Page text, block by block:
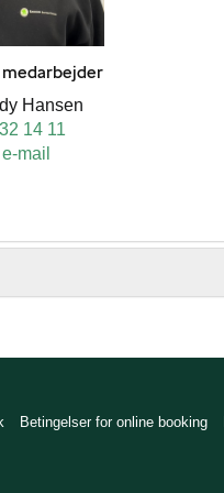
medarbejder
Hansen
14 11
mail
Betingelser for online booking